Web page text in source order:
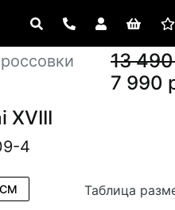
13
7 990
XVIII
4
CM Таблица